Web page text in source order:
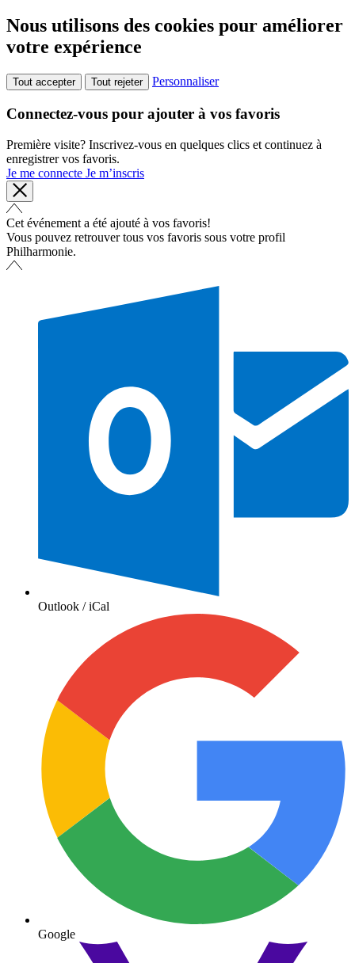
Nous utilisons des cookies pour améliorer
votre expérience
Tout accepter Tout rejeter Personnaliser
Connectez-vous pour ajouter à vos favoris
Première visite? Inscrivez-vous en quelques clics et continuez à
enregistrer vos favoris.
Je me connecte Je m’inscris
Cet événement a été ajouté à vos favoris!
Vous pouvez retrouver tous vos favoris sous votre profil
Philharmonie.
Outlook / iCal
Google